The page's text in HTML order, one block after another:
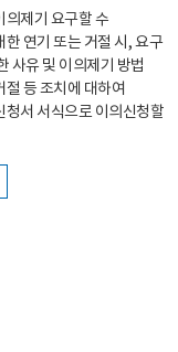
의제기 요구할 수
연기 또는 거절 시, 요구
사유 및 이의제기 방법
등 조치에 대하여
청서 서식으로 이의신청할